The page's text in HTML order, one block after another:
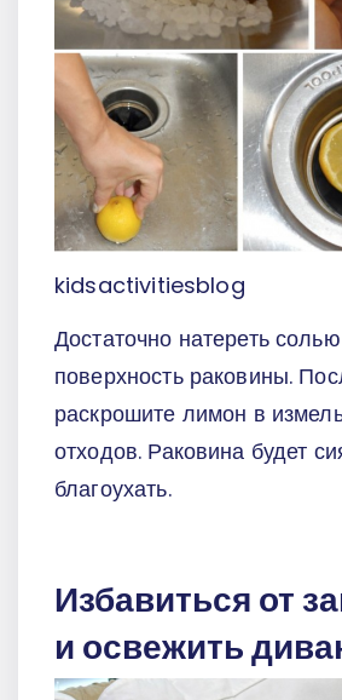
kidsactivitiesblog
Достаточно натереть
поверхность раковины.
раскрошите лимон в
отходов. Раковина будет
благоухать.
Избавиться от
и освежить